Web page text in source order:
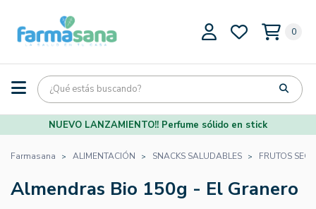
0
NUEVO LANZAMIENTO!! Perfume sólido en stick
Farmasana ALIMENTACIÓN SNACKS SALUDABLES FRUTOS
Almendras Bio 150g - El Granero